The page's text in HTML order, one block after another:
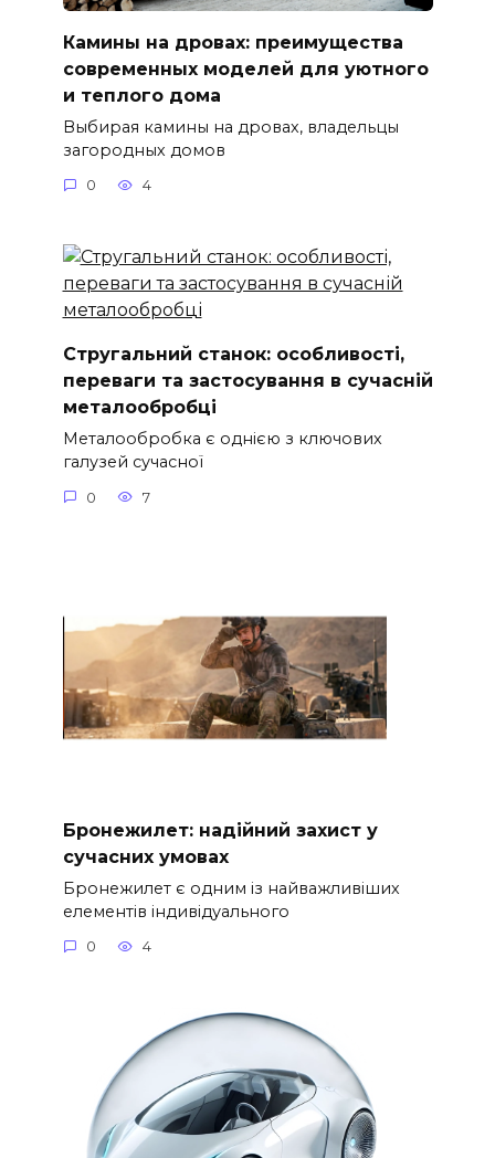
Камины на дровах: преимущества
современных моделей для уютного
и теплого дома
Выбирая камины на дровах, владельцы
загородных домов
0 4
Стругальний станок: особливості,
переваги та застосування в сучасній
металообробці
Металообробка є однією з ключових
галузей сучасної
0 7
Бронежилет: надійний захист у
сучасних умовах
Бронежилет є одним із найважливіших
елементів індивідуального
0 4